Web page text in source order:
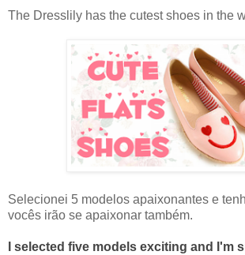
The Dresslily has the cutest shoes in the
Selecionei 5 modelos apaixonantes e
vocês irão se apaixonar também.
I selected five models exciting and I'm